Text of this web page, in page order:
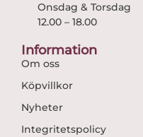
Onsdag & Torsdag
12.00 – 18.00
Information
Om oss
Köpvillkor
Nyheter
Integritetspolicy